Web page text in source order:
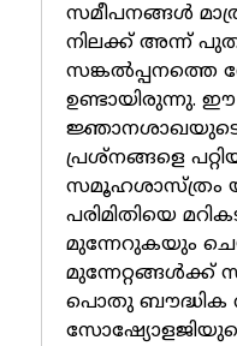
സമീപനങ്ങൾ
നിലക്ക് അന്ന്
സങ്കൽപ്പനത്തെ
ഉണ്ടായിരുന്നു.
ജ്ഞാനശാഖയുടെ
പ്രശ്നങ്ങളെ
സമൂഹശാസ്ത്രം
പരിമിതിയെ
മുന്നേറുകയും
മുന്നേറ്റങ്ങൾക്ക്
പൊതു ബൗദ്ധിക
സോഷ്യോളജിയുടെ